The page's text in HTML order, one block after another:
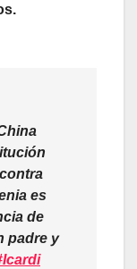
es
de
padre y